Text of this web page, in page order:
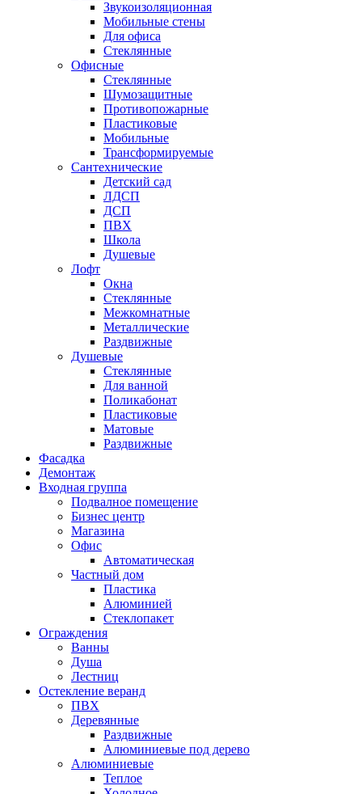
Звукоизоляционная
Мобильные стены
Для офиса
Стеклянные
Офисные
Стеклянные
Шумозащитные
Противопожарные
Пластиковые
Мобильные
Трансформируемые
Сантехнические
Детский сад
ЛДСП
ДСП
ПВХ
Школа
Душевые
Лофт
Окна
Стеклянные
Межкомнатные
Металлические
Раздвижные
Душевые
Стеклянные
Для ванной
Поликабонат
Пластиковые
Матовые
Раздвижные
Фасадка
Демонтаж
Входная группа
Подвалное помещение
Бизнес центр
Магазина
Офис
Автоматическая
Частный дом
Пластика
Алюминией
Стеклопакет
Ограждения
Ванны
Душа
Лестниц
Остекление веранд
ПВХ
Деревянные
Раздвижные
Алюминиевые под дерево
Алюминиевые
Теплое